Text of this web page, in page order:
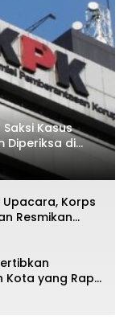
Saksi Kasus
Diperiksa di
Upacara, Korps
Resmikan
Kota yang Rapi